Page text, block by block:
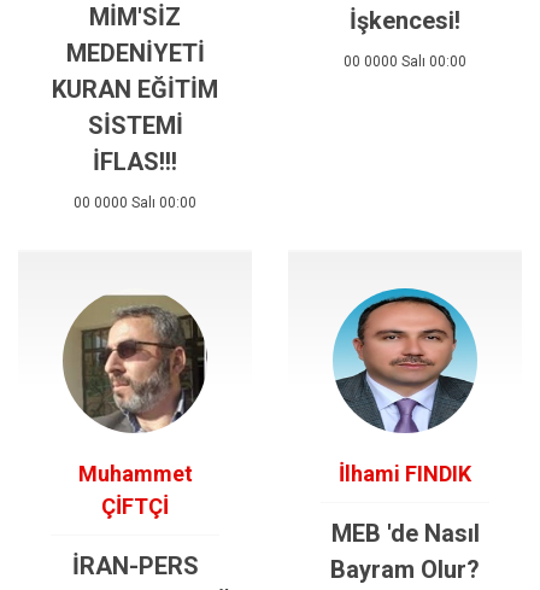
MİM'SİZ
MEDENİYETİ
KURAN EĞİTİM
SİSTEMİ
İFLAS!!!
00 0000 Salı 00:00
İşkencesi!
00 0000 Salı 00:00
Muhammet
ÇİFTÇİ
İRAN-PERS
İlhami FINDIK
MEB 'de Nasıl
Bayram Olur?